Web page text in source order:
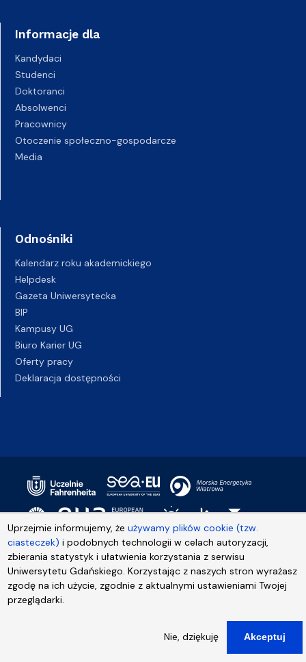
Uprzejmie informujemy, żeużywamy plików cookie (tzw.
ciasteczek) i podobnych technologii w celach autoryzacji,
zbierania statystyk i ułatwienia korzystania z serwisu
Uniwersytetu Gdańskiego. Korzystając z naszych stron wyrażasz
zgodę na ich użycie, zgodnie z aktualnymi ustawieniami Twojej
przeglądarki.
Nie, dziękuję Akceptuj
Informacje dla
Kandydaci
Studenci
Doktoranci
Absolwenci
Pracownicy
Otoczenie społeczno-gospodarcze
Media
Odnośniki
Kalendarz roku akademickiego
Helpdesk
Gazeta Uniwersytecka
BIP
Kampusy UG
Biuro Karier UG
Oferty pracy
Deklaracja dostępności